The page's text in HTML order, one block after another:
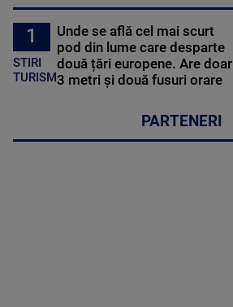
1
STIRI
TURISM
Unde se află cel mai scurt
pod din lume care desparte
două țări europene. Are doar
3 metri și două fusuri orare
PARTENERI